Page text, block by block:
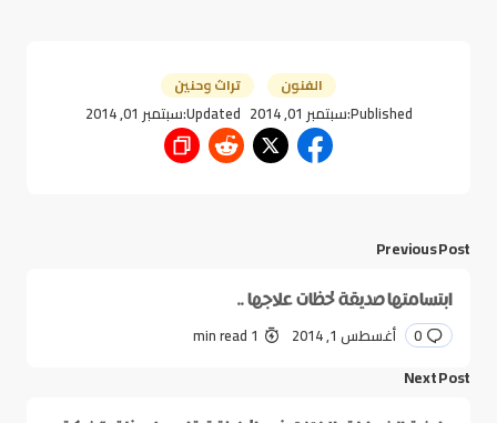
الفنون تراث وحنين
Published:سبتمبر 01, 2014 Updated:سبتمبر 01, 2014
Previous Post
ابتسامتها صديقة لحظات علاجها ..
0 أغسطس 1, 2014 1 min read
Next Post